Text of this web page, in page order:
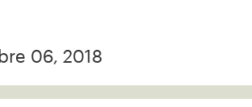
06, 2018